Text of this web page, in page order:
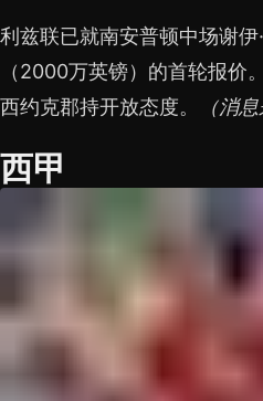
利兹联已就南安普顿中场谢
（2000万英镑）的首轮报价
西约克郡持开放态度。
（消
西甲